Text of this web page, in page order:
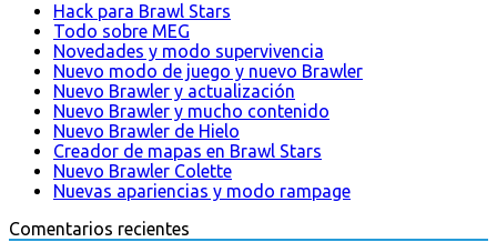
Hack para Brawl Stars
Todo sobre MEG
Novedades y modo supervivencia
Nuevo modo de juego y nuevo Brawler
Nuevo Brawler y actualización
Nuevo Brawler y mucho contenido
Nuevo Brawler de Hielo
Creador de mapas en Brawl Stars
Nuevo Brawler Colette
Nuevas apariencias y modo rampage
Comentarios recientes